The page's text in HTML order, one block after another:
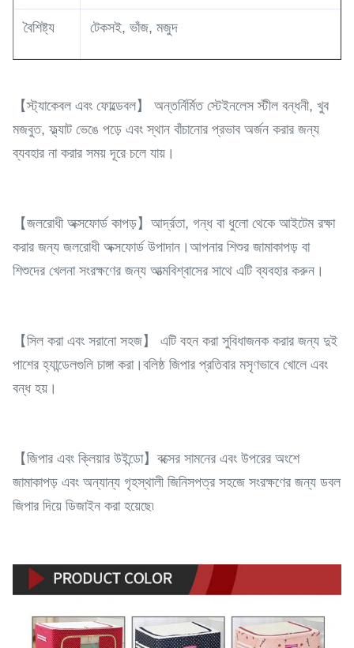
বৈশিষ্ট্য টেকসই, ভাঁজ, মজুদ
【স্ট্যাকেবল এবং ফোল্ডেবল】 অন্তর্নির্মিত স্টেইনলেস স্টীল বন্ধনী, খুব
মজবুত, ফ্ল্যাট ভেঙে পড়ে এবং স্থান বাঁচানোর প্রভাব অর্জন করার জন্য
ব্যবহার না করার সময় দূরে চলে যায়।
【জলরোধী অক্সফোর্ড কাপড়】আর্দ্রতা, গন্ধ বা ধুলো থেকে আইটেম রক্ষা
করার জন্য জলরোধী অক্সফোর্ড উপাদান।আপনার শিশুর জামাকাপড় বা
শিশুদের খেলনা সংরক্ষণের জন্য আত্মবিশ্বাসের সাথে এটি ব্যবহার করুন।
【সিল করা এবং সরানো সহজ】 এটি বহন করা সুবিধাজনক করার জন্য দুই
পাশের হ্যান্ডেলগুলি চাঙ্গা করা।বলিষ্ঠ জিপার প্রতিবার মসৃণভাবে খোলে এবং
বন্ধ হয়।
【জিপার এবং ক্লিয়ার উইন্ডো】বক্সের সামনের এবং উপরের অংশে
জামাকাপড় এবং অন্যান্য গৃহস্থালী জিনিসপত্র সহজে সংরক্ষণের জন্য ডবল
জিপার দিয়ে ডিজাইন করা হয়েছে৷